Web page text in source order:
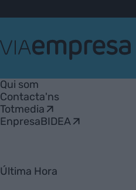
Empresa
Qui som
Contacta'ns
Totmedia
EnpresaBIDEA
Última Hora